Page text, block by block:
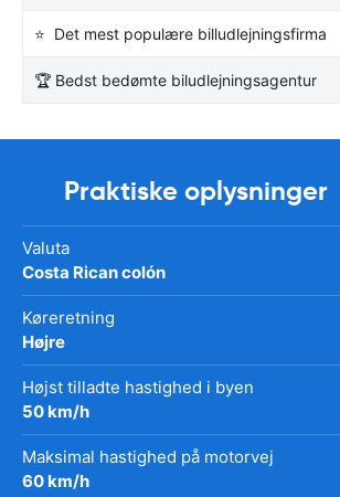
⭐ Det mest populære billudlejningsfirma
🏆 Bedst bedømte biludlejningsagentur
Praktiske oplysninger
Valuta
Costa Rican colón
Køreretning
Højre
Højst tilladte hastighed i byen
50 km/h
Maksimal hastighed på motorvej
60 km/h